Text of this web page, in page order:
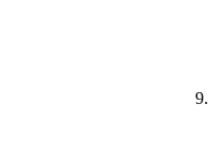
9.